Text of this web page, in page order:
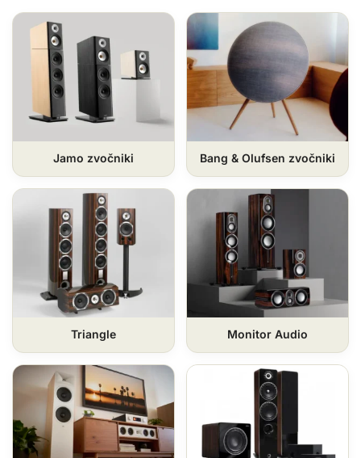
Jamo zvočniki Bang & Olufsen zvočniki
Triangle Monitor Audio